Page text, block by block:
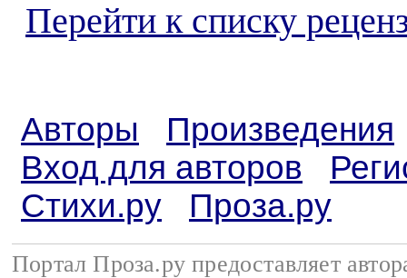
Перейти к списку
Авторы
Произведения
Вход для авторов
Стихи.ру
Проза.ру
Портал Проза.ру предоставляет